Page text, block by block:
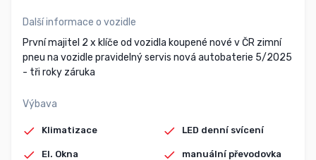
Další informace o vozidle
První majitel 2 x klíče od vozidla koupené nové v ČR zimní
pneu na vozidle pravidelný servis nová autobaterie 5/2025
- tři roky záruka
Výbava
Klimatizace
El. Okna
LED denní svícení
manuální převodovka